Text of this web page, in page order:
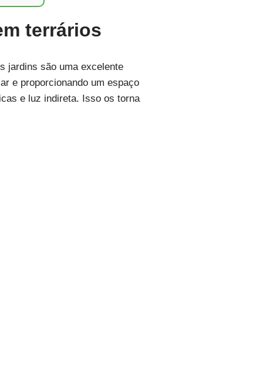
terrários
jardins são uma excelente
e proporcionando um espaço
e luz indireta. Isso os torna